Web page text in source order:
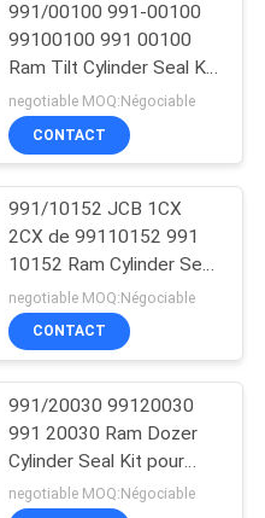
de
98
TC
991/00100 991-00100
99100100 991 00100
Ram Tilt Cylinder Seal Kit
pour JCB 1CX
negotiable MOQ:Négociable
CONTACT
991/10152 JCB 1CX
2CX de 99110152 991
10152 Ram Cylinder Seal
Kit For
negotiable MOQ:Négociable
CONTACT
991/20030 99120030
991 20030 Ram Dozer
Cylinder Seal Kit pour
JCB JS200
negotiable MOQ:Négociable